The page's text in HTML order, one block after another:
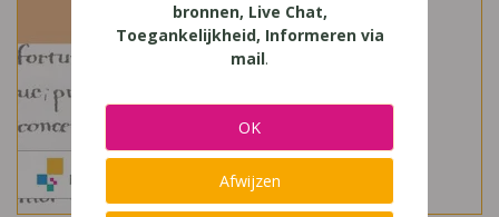
bronnen, Live Chat,
Toegankelijkheid, Informeren via
mail.
OK
Afwijzen